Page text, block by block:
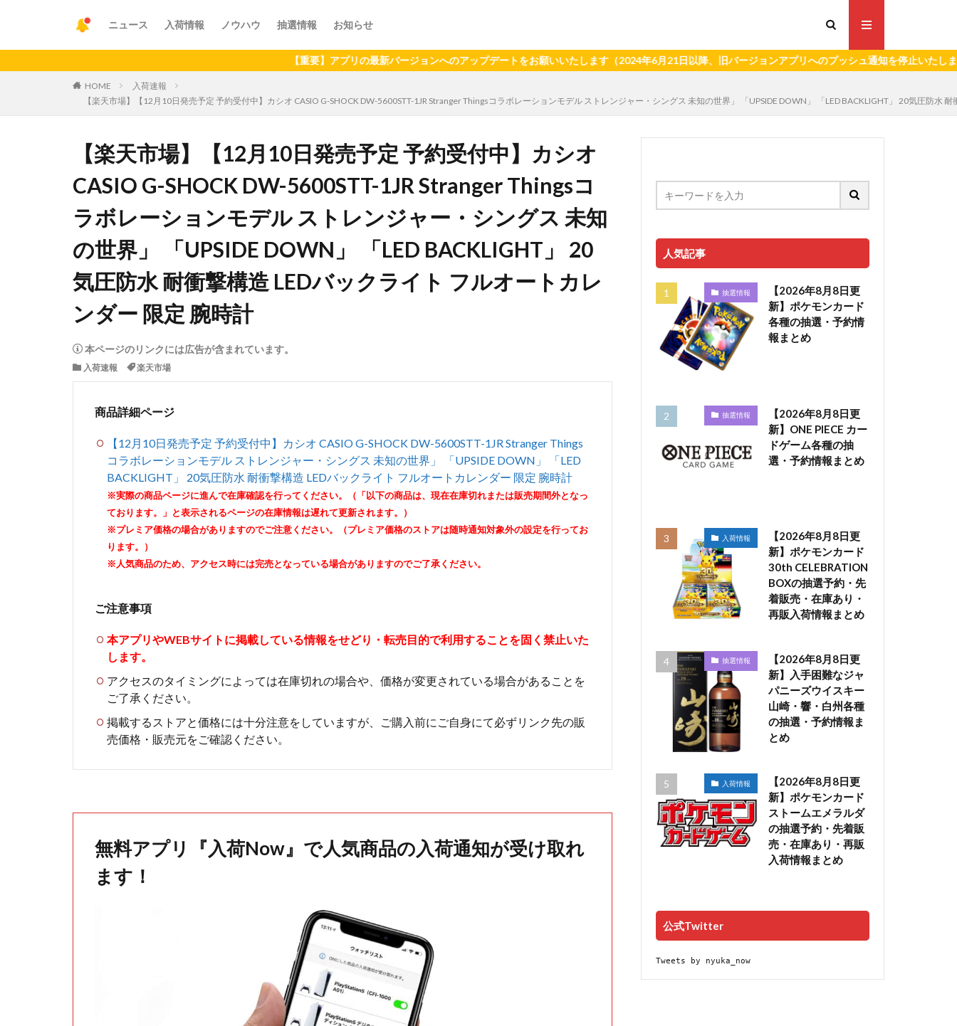
ニュース 入荷情報 ノウハウ 抽選情報 お知らせ
【重要】アプリの最新バージョンへのアップデートをお願いいたします（2024年6月21日以降、旧バージョンアプリへのプッシュ通知を停止いたします。）
HOME
入荷速報
【楽天市場】【12月10日発売予定 予約受付中】カシオ CASIO G-SHOCK DW-5600STT-1JR Stranger Thingsコラボレーションモデル ストレンジャー・シングス 未知の世界」 「UPSIDE DOWN」 「LED BACKLIGHT」 20気圧防水
【楽天市場】【12月10日発売予定 予約受付中】カシオ
CASIO G-SHOCK DW-5600STT-1JR Stranger Thingsコ
ラボレーションモデル ストレンジャー・シングス 未知
の世界」 「UPSIDE DOWN」 「LED BACKLIGHT」 20
気圧防水 耐衝撃構造 LEDバックライト フルオートカレ
ンダー 限定 腕時計
本ページのリンクには広告が含まれています。
入荷速報 楽天市場
商品詳細ページ
【12月10日発売予定 予約受付中】カシオ CASIO G-SHOCK DW-5600STT-1JR Stranger Things
コラボレーションモデル ストレンジャー・シングス 未知の世界」 「UPSIDE DOWN」 「LED
BACKLIGHT」 20気圧防水 耐衝撃構造 LEDバックライト フルオートカレンダー 限定 腕時計
※実際の商品ページに進んで在庫確認を行ってください。（「以下の商品は、現在在庫切れまたは販売期間外となっ
ております。」と表示されるページの在庫情報は遅れて更新されます。）
※プレミア価格の場合がありますのでご注意ください。（プレミア価格のストアは随時通知対象外の設定を行ってお
ります。）
※人気商品のため、アクセス時には完売となっている場合がありますのでご了承ください。
ご注意事項
本アプリやWEBサイトに掲載している情報をせどり・転売目的で利用することを固く禁止いた
します。
アクセスのタイミングによっては在庫切れの場合や、価格が変更されている場合があることを
ご了承ください。
掲載するストアと価格には十分注意をしていますが、ご購入前にご自身にて必ずリンク先の販
売価格・販売元をご確認ください。
無料アプリ『入荷Now』で人気商品の入荷通知が受け取れ
ます！
人気記事
抽選情報
【2026年8月8日更
新】ポケモンカード
各種の抽選・予約情
報まとめ
抽選情報
【2026年8月8日更
新】ONE PIECE カー
ドゲーム各種の抽
選・予約情報まとめ
入荷情報
【2026年8月8日更
新】ポケモンカード
30th CELEBRATION
BOXの抽選予約・先
着販売・在庫あり・
再販入荷情報まとめ
抽選情報
【2026年8月8日更
新】入手困難なジャ
パニーズウイスキー
山崎・響・白州各種
の抽選・予約情報ま
とめ
入荷情報
【2026年8月8日更
新】ポケモンカード
ストームエメラルダ
の抽選予約・先着販
売・在庫あり・再販
入荷情報まとめ
公式Twitter
Tweets by nyuka_now